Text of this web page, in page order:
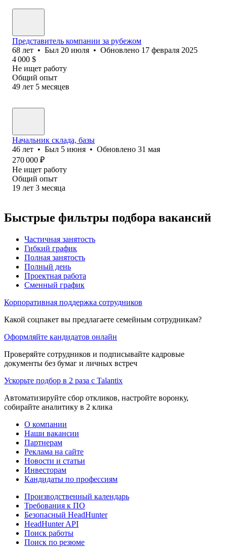
Представитель компании за рубежом
68 лет • Был 20 июля • Обновлено 17 февраля 2025
4 000 $
Не ищет работу
Общий опыт
49 лет 5 месяцев
Начальник склада, базы
46 лет • Был 5 июня • Обновлено 31 мая
270 000 ₽
Не ищет работу
Общий опыт
19 лет 3 месяца
Быстрые фильтры подбора вакансий
Частичная занятость
Гибкий график
Полная занятость
Полный день
Проектная работа
Сменный график
Корпоративная поддержка сотрудников
Какой соцпакет вы предлагаете семейным сотрудникам?
Оформляйте кандидатов онлайн
Проверяйте сотрудников и подписывайте кадровые
документы без бумаг и личных встреч
Ускорьте подбор в 2 раза с Talantix
Автоматизируйте сбор откликов, настройте воронку,
собирайте аналитику в 2 клика
О компании
Наши вакансии
Партнерам
Реклама на сайте
Новости и статьи
Инвесторам
Кандидаты по профессиям
Производственный календарь
Требования к ПО
Безопасный HeadHunter
HeadHunter API
Поиск работы
Поиск по резюме